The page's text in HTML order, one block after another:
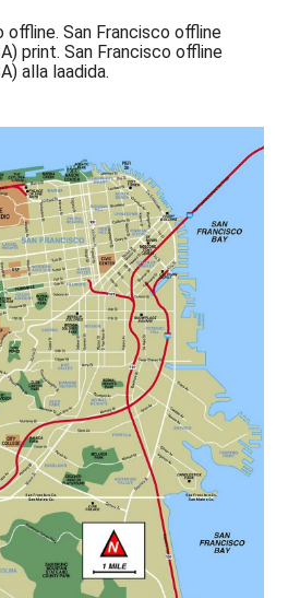
offline. San Francisco offline
print. San Francisco offline
alla laadida.